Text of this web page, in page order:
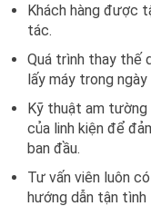
Khách hàng được
tác.
Quá trình thay thế
lấy máy trong
Kỹ thuật am tường
của linh kiện để
ban đầu.
Tư vấn viên luôn
hướng dẫn tận tình